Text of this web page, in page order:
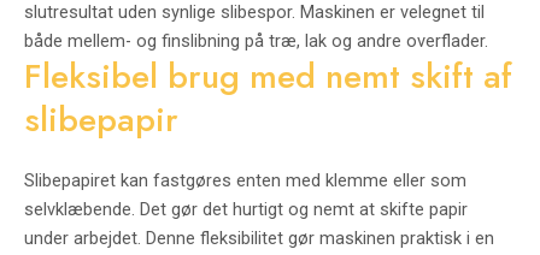
slutresultat uden synlige slibespor. Maskinen er velegnet til
både mellem- og finslibning på træ, lak og andre overflader.
Fleksibel brug med nemt skift af
slibepapir
Slibepapiret kan fastgøres enten med klemme eller som
selvklæbende. Det gør det hurtigt og nemt at skifte papir
under arbejdet. Denne fleksibilitet gør maskinen praktisk i en